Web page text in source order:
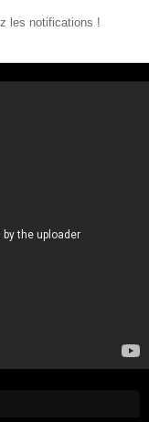
les notifications !